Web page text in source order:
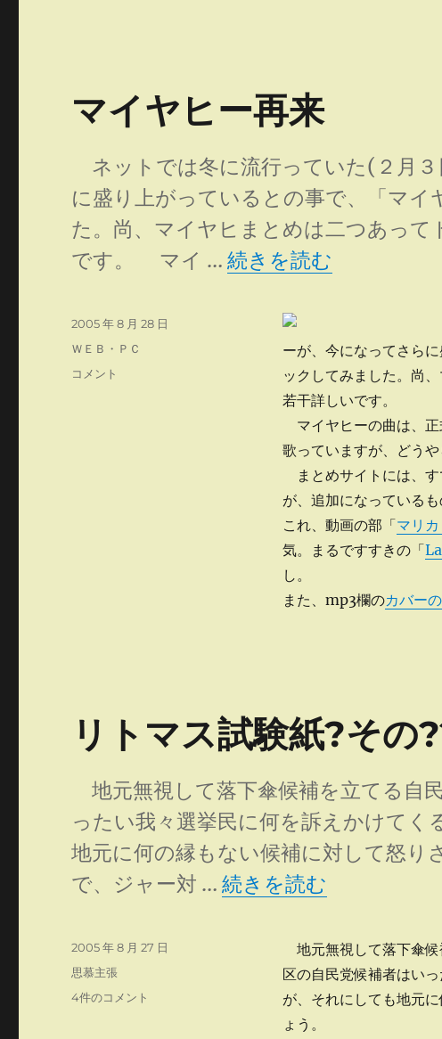
マイヤヒー再来
ネットでは冬に流行っていた(２月
に盛り上がっているとの事で、「マ
た。尚、マイヤヒまとめは二つあっ
です。 マイ …“マイヤヒー再来” の
続きを読む
ーが、今になってさら
ックしてみました。尚
若干詳しいです。
マイヤヒーの曲は、正
歌っていますが、どう
まとめサイトには、す
が、追加になっている
これ、動画の部「マリ
気。まるですすきの「
し。
また、mp3欄のカバー
投
2005 年 8 月 28 日
カ
ＷＥＢ・ＰＣ
マ
コメント
リトマス試験紙?その
地元無視して落下傘候補を立てる自
ったい我々選挙民に何を訴えかけて
地元に何の縁もない候補に対して怒
で、ジャー対 …“リトマス試験紙?その
続きを読む
地元無視して落下傘候
区の自民党候補者はい
が、それにしても地元
ょう。
投
稿
2005 年 8 月 27 日
カ
テ
思慕主張
リ
4件のコメント